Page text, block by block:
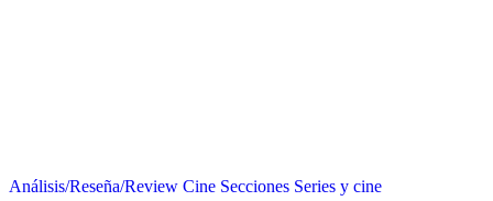
Análisis/Reseña/Review Cine Secciones Series y cine